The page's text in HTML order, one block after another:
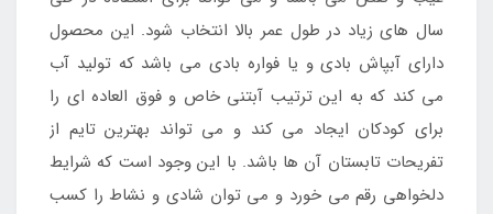
سال های زیاد در طول عمر بالا انتخاب شود. این محصول
دارای آبپاش بادی و یا فواره بادی می باشد که تولید آب
می کند که به این ترتیب آبتنی خاص و فوق العاده ای را
برای کودکان ایجاد می کند و می تواند بهترین تایم از
تفریحات تابستان آن ها باشد. با این وجود است که شرایط
دلخواهی رقم می خورد و می توان شادی و نشاط را کسب